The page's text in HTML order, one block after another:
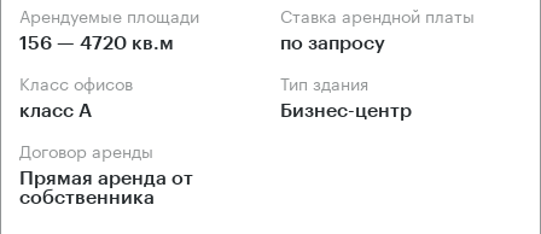
Арендуемые площади
156 — 4720 кв.м
Ставка арендной платы
по запросу
Класс офисов
класс А
Тип здания
Бизнес-центр
Договор аренды
Прямая аренда от
собственника